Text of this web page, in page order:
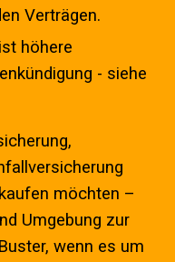
Verträgen.
höhere
- siehe
möchten –
Umgebung zur
wenn es um